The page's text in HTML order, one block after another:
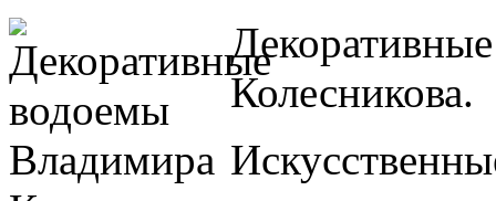
Колесникова.